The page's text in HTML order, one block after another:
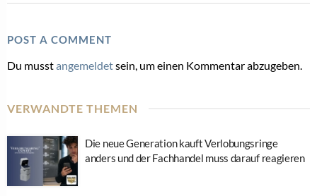
POST A COMMENT
Du musstangemeldetsein, um einen Kommentar abzugeben.
VERWANDTE THEMEN
Die neue Generation kauft Verlobungsringe
anders und der Fachhandel muss darauf reagieren